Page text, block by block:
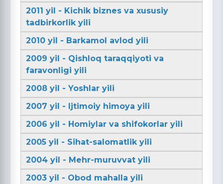
2011 yil - Kichik biznes va xususiy
tadbirkorlik yili
2010 yil - Barkamol avlod yili
2009 yil - Qishloq taraqqiyoti va
faravonligi yili
2008 yil - Yoshlar yili
2007 yil - Ijtimoiy himoya yili
2006 yil - Homiylar va shifokorlar yili
2005 yil - Sihat-salomatlik yili
2004 yil - Mehr-muruvvat yili
2003 yil - Obod mahalla yili